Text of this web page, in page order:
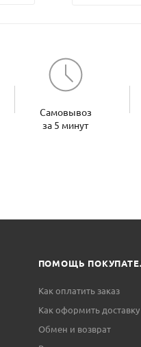
Самовывоз
за 5 минут
ПОМОЩЬ
Как оплатить заказ
Как оформить доставку
Обмен и возврат